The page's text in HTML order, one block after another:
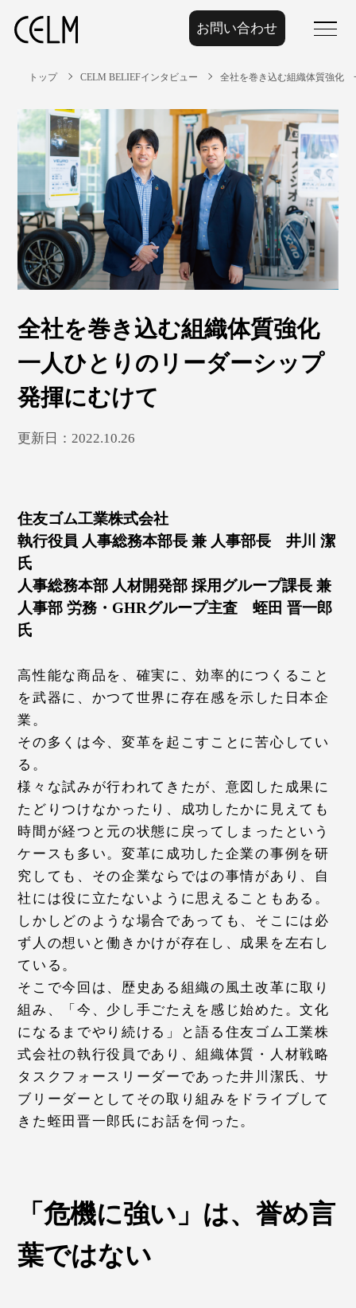
お問い合わせ
トップ CELM BELIEFインタビュー 全社を巻き込む組織体質強化
全社を巻き込む組織体質強化
一人ひとりのリーダーシップ
発揮にむけて
更新日：2022.10.26
住友ゴム工業株式会社
執行役員 人事総務本部長 兼 人事部長 井川 潔
氏
人事総務本部 人材開発部 採用グループ課長 兼
人事部 労務・GHRグループ主査 蛭田 晋一郎
氏
高性能な商品を、確実に、効率的につくること
を武器に、かつて世界に存在感を示した日本企
業。
その多くは今、変革を起こすことに苦心してい
る。
様々な試みが行われてきたが、意図した成果に
たどりつけなかったり、成功したかに見えても
時間が経つと元の状態に戻ってしまったという
ケースも多い。変革に成功した企業の事例を研
究しても、その企業ならではの事情があり、自
社には役に立たないように思えることもある。
しかしどのような場合であっても、そこには必
ず人の想いと働きかけが存在し、成果を左右し
ている。
そこで今回は、歴史ある組織の風土改革に取り
組み、「今、少し手ごたえを感じ始めた。文化
になるまでやり続ける」と語る住友ゴム工業株
式会社の執行役員であり、組織体質・人材戦略
タスクフォースリーダーであった井川潔氏、サ
ブリーダーとしてその取り組みをドライブして
きた蛭田晋一郎氏にお話を伺った。
「危機に強い」は、誉め言
葉ではない